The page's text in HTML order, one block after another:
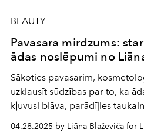
BEAUTY
Pavasara mirdzums:
ādas noslēpumi no
Sākoties pavasarim,
uzklausīt sūdzības par to, ka
kļuvusi blāva, parādījies
ir aukstā laika un sausā gaisa
04.28.2025 by Liāna Blaževiča for